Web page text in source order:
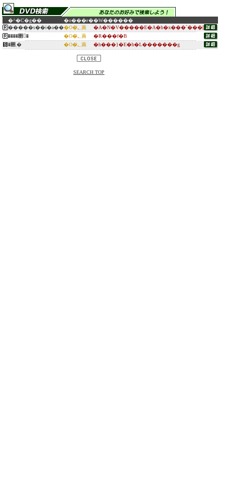
�^�C�g�� �o���ғ��W������
�����s��i�a��
�O�؂̂蕽
�A�N�V�����E�A�h�x���`���[
����΂񂸂�
�O�؂̂蕽
�R���f�B
�΂܂�
�O�؂̂蕽 �h���}�E�h�L�������g
SEARCH TOP